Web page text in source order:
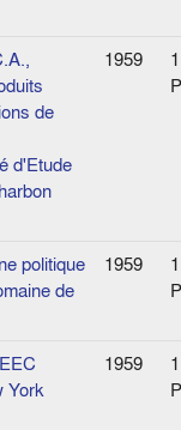
de
d'Etude
1959
1
politique
de
1959
1
York
1959
1